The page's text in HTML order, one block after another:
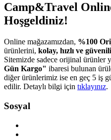
Camp&Travel
Hoşgeldiniz!
Online mağazamızdan, %100
ürünlerini, kolay, hızlı ve
Sitemizde sadece orijinal ürünler
Gün Kargo" ibaresi bulunan
diğer ürünlerimiz ise en geç 5 iş
edilir. Detaylı bilgi için tıklayınız.
Sosyal